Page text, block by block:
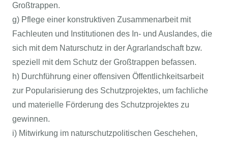
Großtrappen.
g) Pflege einer konstruktiven Zusammenarbeit mit
Fachleuten und Institutionen des In- und Auslandes, die
sich mit dem Naturschutz in der Agrarlandschaft bzw.
speziell mit dem Schutz der Großtrappen befassen.
h) Durchführung einer offensiven Öffentlichkeitsarbeit
zur Popularisierung des Schutzprojektes, um fachliche
und materielle Förderung des Schutzprojektes zu
gewinnen.
i) Mitwirkung im naturschutzpolitischen Geschehen,